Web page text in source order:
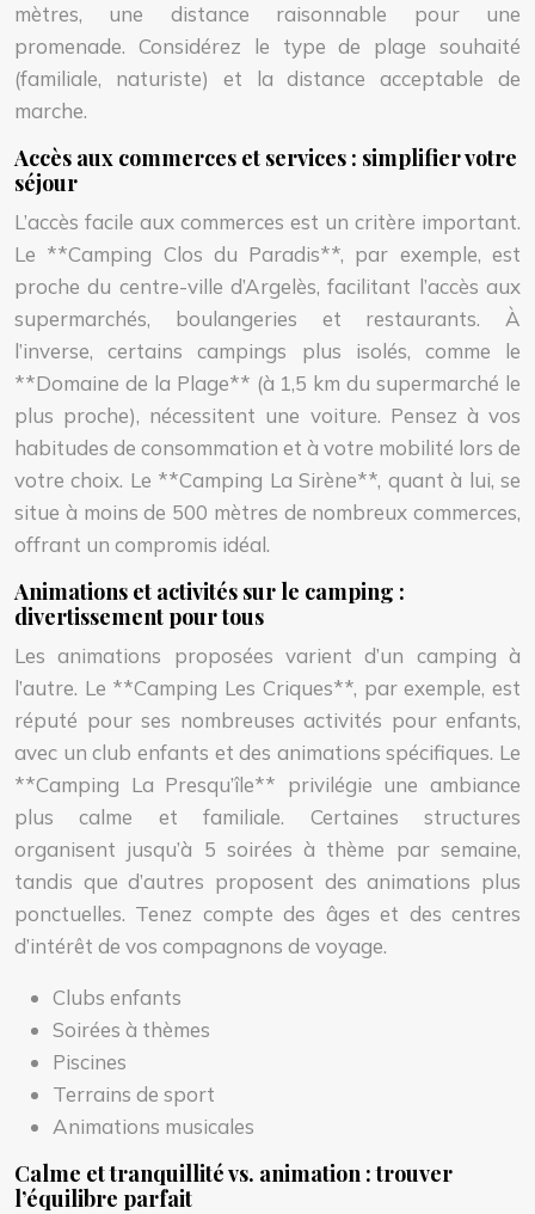
mètres, une distance raisonnable pour une
promenade. Considérez le type de plage souhaité
(familiale, naturiste) et la distance acceptable de
marche.
Accès aux commerces et services : simplifier votre
séjour
L’accès facile aux commerces est un critère important.
Le **Camping Clos du Paradis**, par exemple, est
proche du centre-ville d’Argelès, facilitant l’accès aux
supermarchés, boulangeries et restaurants. À
l’inverse, certains campings plus isolés, comme le
**Domaine de la Plage** (à 1,5 km du supermarché le
plus proche), nécessitent une voiture. Pensez à vos
habitudes de consommation et à votre mobilité lors de
votre choix. Le **Camping La Sirène**, quant à lui, se
situe à moins de 500 mètres de nombreux commerces,
offrant un compromis idéal.
Animations et activités sur le camping :
divertissement pour tous
Les animations proposées varient d’un camping à
l’autre. Le **Camping Les Criques**, par exemple, est
réputé pour ses nombreuses activités pour enfants,
avec un club enfants et des animations spécifiques. Le
**Camping La Presqu’île** privilégie une ambiance
plus calme et familiale. Certaines structures
organisent jusqu’à 5 soirées à thème par semaine,
tandis que d’autres proposent des animations plus
ponctuelles. Tenez compte des âges et des centres
d’intérêt de vos compagnons de voyage.
Clubs enfants
Soirées à thèmes
Piscines
Terrains de sport
Animations musicales
Calme et tranquillité vs. animation : trouver
l’équilibre parfait